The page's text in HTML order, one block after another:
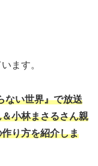
ます。
ない世界』で放送
小林まさるさん親
り方を紹介しま